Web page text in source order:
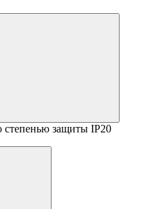
степенью защиты IP20